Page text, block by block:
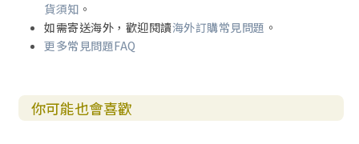
貨須知 。
如需寄送海外，歡迎閱讀海外訂購常見問題 。
更多常見問題FAQ
你可能也會喜歡